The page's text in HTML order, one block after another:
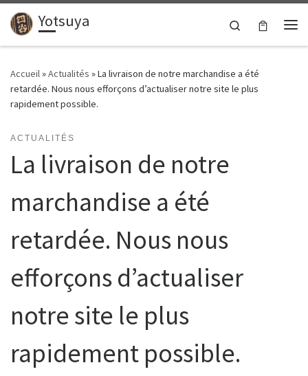
Passer au contenu
Yotsuya
Search
Accueil»Actualités »La livraison de notre marchandise a été
retardée. Nous nous efforçons d’actualiser notre site le plus
rapidement possible.
ACTUALITÉS
La livraison de notre
marchandise a été
retardée. Nous nous
efforçons d’actualiser
notre site le plus
rapidement possible.